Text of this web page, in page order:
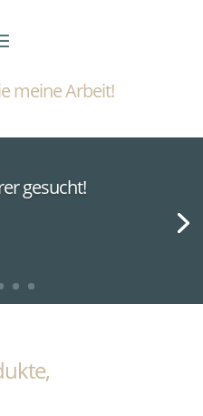
meine Arbeit!
gesucht!